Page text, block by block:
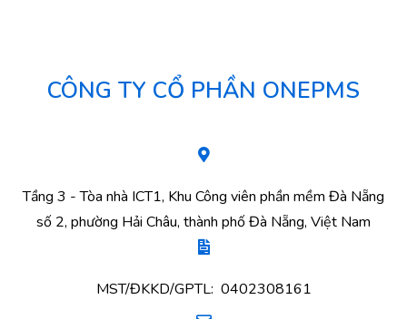
CÔNG TY CỔ PHẦN ONEPMS
Tầng 3 - Tòa nhà ICT1, Khu Công viên phần mềm Đà Nẵng
số 2, phường Hải Châu, thành phố Đà Nẵng, Việt Nam
MST/ĐKKD/GPTL: 0402308161